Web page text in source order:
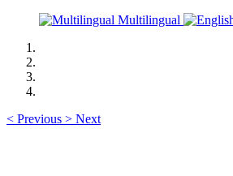
Multilingual
< Previous > Next